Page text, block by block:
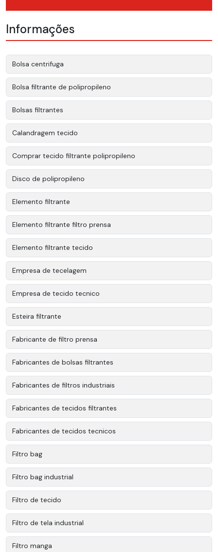
Informações
Bolsa centrifuga
Bolsa filtrante de polipropileno
Bolsas filtrantes
Calandragem tecido
Comprar tecido filtrante polipropileno
Disco de polipropileno
Elemento filtrante
Elemento filtrante filtro prensa
Elemento filtrante tecido
Empresa de tecelagem
Empresa de tecido tecnico
Esteira filtrante
Fabricante de filtro prensa
Fabricantes de bolsas filtrantes
Fabricantes de filtros industriais
Fabricantes de tecidos filtrantes
Fabricantes de tecidos tecnicos
Filtro bag
Filtro bag industrial
Filtro de tecido
Filtro de tela industrial
Filtro manga